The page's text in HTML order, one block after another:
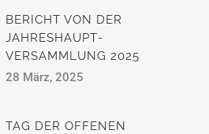
BERICHT VON DER
JAHRESHAUPT­
VERSAMMLUNG 2025
28 März, 2025
TAG DER OFFENEN